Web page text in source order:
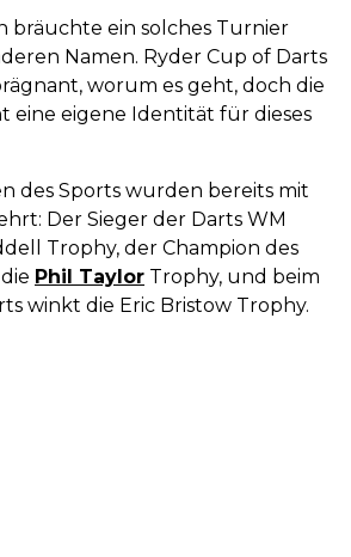
bräuchte ein solches Turnier
Namen. Ryder Cup of Darts
worum es geht, doch die
eine eigene Identität für dieses
des Sports wurden bereits mit
Der Sieger der Darts WM
Trophy, der Champion des
Phil Taylor Trophy, und beim
winkt die Eric Bristow Trophy.